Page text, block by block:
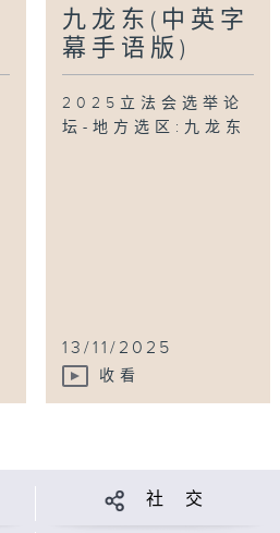
九龙东(中英字
幕手语版)
2025立法会选举论
坛-地方选区:九龙东
13/11/2025
收看
社 交